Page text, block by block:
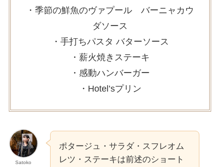
・季節の鮮魚のヴァプール バーニャカウ
ダソース
・手打ちパスタ バターソース
・薪火焼きステーキ
・感動ハンバーガー
・Hotel’sプリン
Satoko
ポタージュ・サラダ・スフレオム
レツ・ステーキは前述のショート